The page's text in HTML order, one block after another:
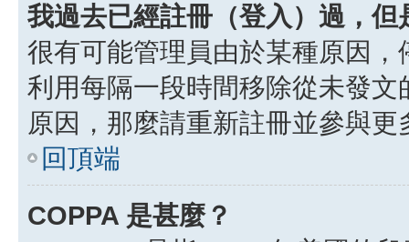
我過去已經註冊（登入）過，
很有可能管理員由於某種原因
利用每隔一段時間移除從未發
原因，那麼請重新註冊並參與更
回頂端
COPPA 是甚麼？